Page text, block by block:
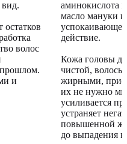
волос
и
аминокислота
масло мануки
действие.
Кожа головы
чистой, волосы
жирными,
их не нужно
усиливается
устраняет
повышенной
до выпадения